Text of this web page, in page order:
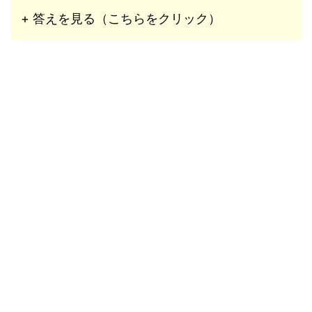
+ 答えを見る（こちらをクリック）